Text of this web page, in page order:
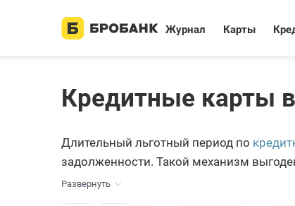
Журнал Карты
Кредитные карты
Длительный льготный период по
задолженности. Такой механизм
сколько было потрачено. Те нерчинцы,
Brobank.ru — портал для подбора самых
Развернуть